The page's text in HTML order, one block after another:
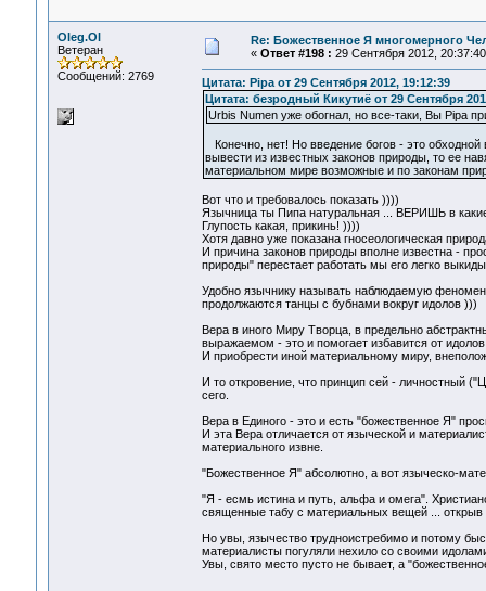
Oleg.Ol
Ветеран
Сообщений: 2769
Re: Божественное Я многомерного
« Ответ #198 : 29 Сентября 2012,
Цитата: Pipa от 29 Сентября 2012, 19:12:39
Цитата: безродный Кикутиё от 29 Сентября
Urbis Numen уже обогнал, но все-таки, Вы Pipa
Конечно, нет! Но введение богов - это
вывести из известных законов природы, то ее
материальном мире возможные и по законам
Вот что и требовалось показать ))))
Язычница ты Пипа натуральная ... ВЕРИШЬ в
Глупость какая, прикинь! ))))
Хотя давно уже показана гносеологическая
И причина законов природы вполне известна -
природы" перестает работать мы его легко
Удобно язычнику называть наблюдаемую
продолжаются танцы с бубнами вокруг идолов )))
Вера в иного Миру Творца, в предельно
выражаемом - это и помогает избавится от
И приобрести иной материальному миру,
И то откровение, что принцип сей - личностный
сего.
Вера в Единого - это и есть "божественное Я"
И эта Вера отличается от языческой и
материального извне.
"Божественное Я" абсолютно, а вот языческо-
"Я - есмь истина и путь, альфа и омега".
священные табу с материальных вещей ... открыв
Но увы, язычество трудноистребимо и потому
материалисты погуляли нехило со своими
Увы, свято место пусто не бывает, а